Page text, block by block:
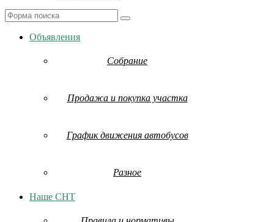
Search
Объявления
Собрание
Продажа и покупка участка
График движения автобусов
Разное
Наше СНТ